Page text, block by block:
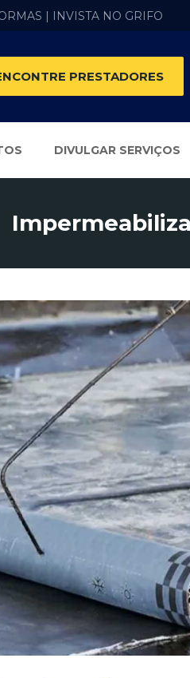
| INVISTA NO GRIFO
PRESTADORES
DIVULGAR SERVIÇOS